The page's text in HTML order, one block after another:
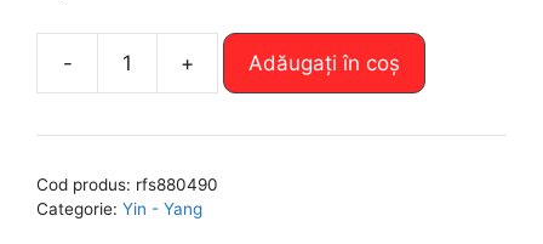
-
Cantitate
Yin-
+ Adăugați în coș
e
n
Cod produs: rfs880490
Categorie: Yin - Yang